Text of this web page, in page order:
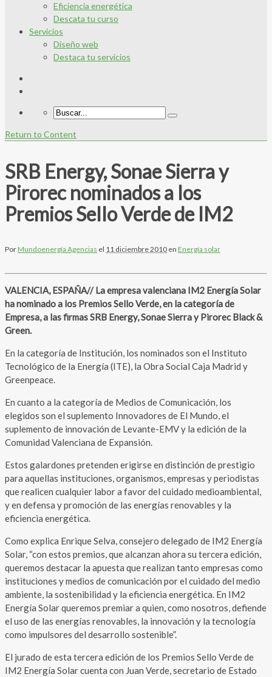
Eficiencia energética
Descata tu curso
Servicios
Diseño web
Destaca tu servicios
Return to Content
SRB Energy, Sonae Sierra y
Pirorec nominados a los
Premios Sello Verde de IM2
PorMundoenergía Agencias el 11 diciembre 2010 en Energía solar
VALENCIA, ESPAÑA// La empresa valenciana IM2 Energía Solar
ha nominado a los PremiosSello Verde, en la categoría de
Empresa, a las firmas SRB Energy, Sonae Sierra y Pirorec Black &
Green.
En la categoría de Institución, los nominados son el Instituto
Tecnológico de la Energía (ITE), la Obra Social Caja Madrid y
Greenpeace.
En cuanto a la categoría de Medios de Comunicación, los
elegidos son el suplemento Innovadores de El Mundo, el
suplemento de innovación de Levante-EMV y la edición de la
Comunidad Valenciana de Expansión.
Estos galardones pretenden erigirse en distinción de prestigio
para aquellas instituciones, organismos, empresas y periodistas
que realicen cualquier labor a favor del cuidado medioambiental,
y en defensa y promoción de las energías renovables y la
eficiencia energética.
Como explica Enrique Selva, consejero delegado de IM2 Energía
Solar, “con estos premios, que alcanzan ahora su tercera edición,
queremos destacar la apuesta que realizan tanto empresas como
instituciones y medios de comunicación por el cuidado del medio
ambiente, la sostenibilidad y la eficiencia energética. En IM2
Energía Solar queremos premiar a quien, como nosotros, defiende
el uso de las energías renovables, la innovación y la tecnología
como impulsores del desarrollo sostenible”.
El jurado de esta tercera edición de los Premios Sello Verde de
IM2 Energía Solar cuenta con Juan Verde, secretario de Estado